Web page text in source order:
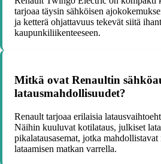
tarjoaa täysin sähköisen
ja ketterä ohjattavuus tekevät siitä
kaupunkiliikenteeseen.
Mitkä ovat Renaultin
latausmahdollisuudet?
Renault tarjoaa erilaisia
Näihin kuuluvat kotilataus, julkiset
pikalatausasemat, jotka mahdollistavat
lataamisen matkan varrella.